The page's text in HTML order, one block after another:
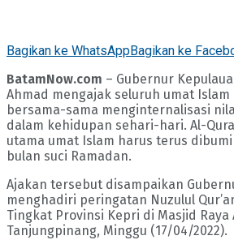
Bagikan ke WhatsAppBagikan ke
BatamNow.com – Gubernur
Ahmad mengajak seluruh umat
bersama-sama menginternalisasi
dalam kehidupan sehari-hari. Al-
utama umat Islam harus terus
bulan suci Ramadan.
Ajakan tersebut disampaikan
menghadiri peringatan Nuzulul
Tingkat Provinsi Kepri di Masjid Raya
Tanjungpinang, Minggu (17/04/2022).